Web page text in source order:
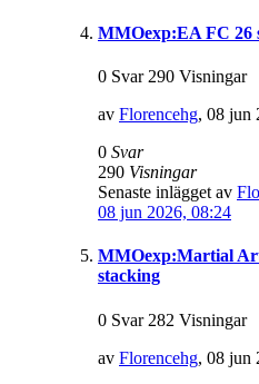
MMOexp:EA FC 26
0 Svar 290 Visningar
av Florencehg, 08 jun
0 Svar
290 Visningar
Senaste inlägget av
08 jun 2026, 08:24
MMOexp:Martial
stacking
0 Svar 282 Visningar
av Florencehg, 08 jun